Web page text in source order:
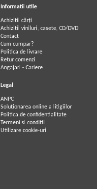
Informatii utile
Achizitii cărți
Achizitii viniluri, casete, CD/DVD
Contact
Cum cumpar?
Politica de livrare
Retur comenzi
Angajari - Cariere
Legal
ANPC
Soluționarea online a litigiilor
Politica de confidentialitate
Termeni si conditii
Utilizare cookie-uri